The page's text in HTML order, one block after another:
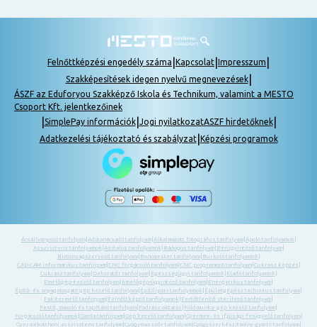
Felnőttképzési engedély száma Kapcsolat Impresszum
Szakképesítések idegen nyelvű megnevezések|
ÁSZF az Eduforyou Szakképző Iskola és Technikum, valamint a MESTO
Csoport Kft. jelentkezőinek
SimplePay információk| Jogi nyilatkozatASZF hirdetőknek|
Adatkezelési tájékoztató és szabályzat| Képzési programok
Ácsállványozó tanfolyam| Adótanácsadó tanfolyam| Alkalmazott fotográfus tanfolyam| Ápoló tanfolyamok
Asszisztens tanfolyamok Asztalos tanfolyamok Bádogos tanfolyam| Bérügyintéző tanfolyam|
Biztonságszervező tanfolyam| Boncmester tanfolyam| Burkoló tanfolyamok
CAD-CAM informatikus tanfolyam| CNC forgácsoló tanfolyam| CNC programozó tanfolyam| Cukrász képzés
Cukrász tanfolyam| Dekoratőr tanfolyam| Egészségügyi tanfolyamok Eladó tanfolyamok
Emelőgép-kezelő tanfolyam Emelőgép-ügyintéző tanfolyam Energetikus tanfolyam
Építő- és anyagmozgató gép kezelő tanfolyam Építőipari tanfolyamok Épületgépész technikus tanfolyam
Fakitermelő tanfolyam Felnőttképző tanfolyamok Fertőtlenítő sterilező tanfolyam
Festő, mázoló és tapétázó tanfolyam Fodrász oktatás Földmunka- gép kezelő tanfolyam
Forgácsoló tanfolyamok Gazda tanfolyam| Gép kezelő tanfolyam| Gyermek- és ifjúsági felügyelő tanfolyam|
Gyermekotthoni asszisztens tanfolyam| Gyógymasszőr tanfolyam| Gyógyszerkészítmény gyártó tanfolyam|